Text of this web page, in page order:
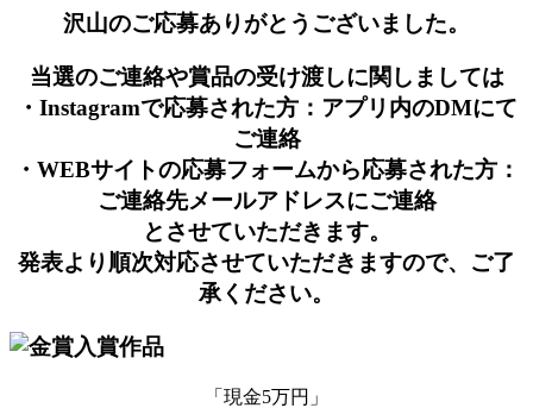
沢山のご応募ありがとうございました。
当選のご連絡や賞品の受け渡しに関しましては
・Instagramで応募された方：アプリ内のDMにて
ご連絡
・WEBサイトの応募フォームから応募された方：
ご連絡先メールアドレスにご連絡
とさせていただきます。
発表より順次対応させていただきますので、ご了
承ください。
「現金5万円」